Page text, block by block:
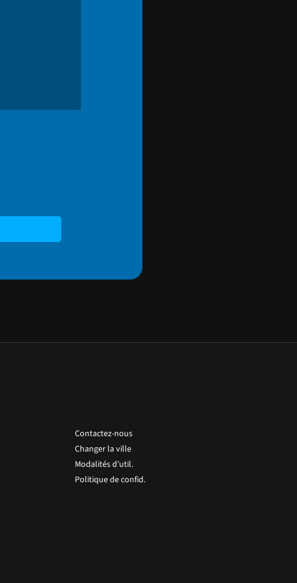
Contactez-nous
Changer la ville
Modalités d'util.
Politique de confid.